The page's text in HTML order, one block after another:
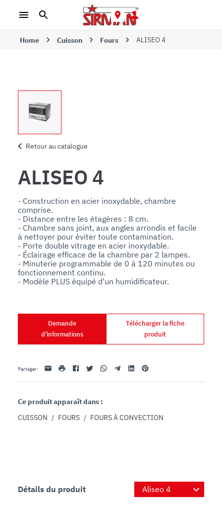
Home Cuisson Fours ALISEO 4
Retour au catalogue
ALISEO 4
- Construction en acier inoxydable, chambre
comprise.
- Distance entre les étagères : 8 cm.
- Chambre sans joint, aux angles arrondis et facile
à nettoyer pour éviter toute contamination.
- Porte double vitrage en acier inoxydable.
- Éclairage efficace de la chambre par 2 lampes.
- Minuterie programmable de 0 à 120 minutes ou
fonctionnement continu.
Demande
d'informations
Télécharger la fiche
produit
Partager: Email imprimerFacebookTwitterWhatsappTelegramLinkedinPinterest
Ce produit apparaît dans :
CUISSON / FOURS / FOURS À CONVECTION
Détails du produit